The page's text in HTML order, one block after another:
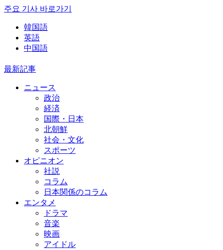
주요 기사 바로가기
韓国語
英語
中国語
最新記事
ニュース
政治
経済
国際・日本
北朝鮮
社会・文化
スポーツ
オピニオン
社説
コラム
日本関係のコラム
エンタメ
ドラマ
音楽
映画
アイドル